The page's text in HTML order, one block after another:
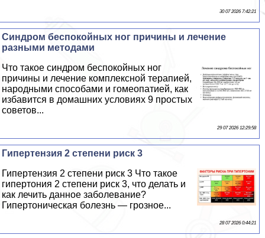
30 07 2026 7:42:21
Синдром беспокойных ног причины и лечение
разными методами
Что такое синдром беспокойных ног
причины и лечение комплексной терапией,
народными способами и гомеопатией, как
избавится в домашних условиях 9 простых
советов...
29 07 2026 12:29:58
Гипертензия 2 степени риск 3
Гипертензия 2 степени риск 3 Что такое
гипертония 2 степени риск 3, что делать и
как лечить данное заболевание?
Гипертоническая болезнь — грозное...
28 07 2026 0:44:21